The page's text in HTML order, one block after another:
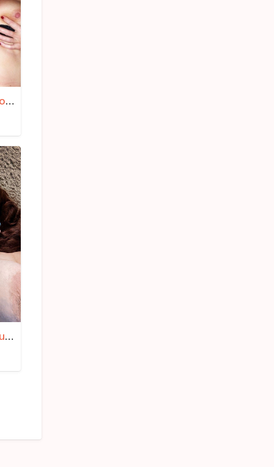
Tanja iz Jagodine 57 – Matorke licni oglasi
Bomba za žurku